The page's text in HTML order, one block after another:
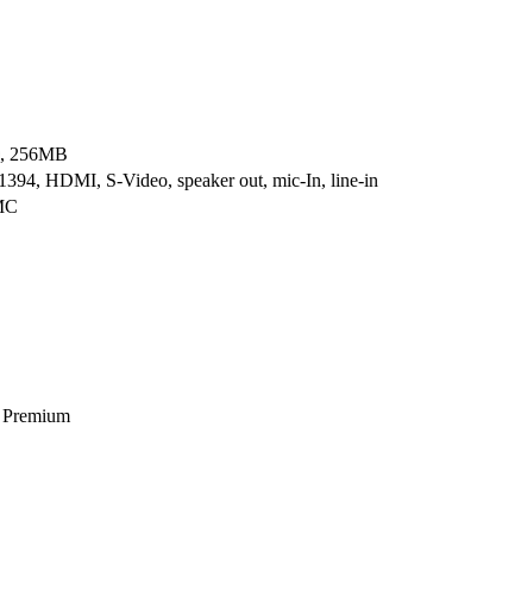
256MB
HDMI, S-Video, speaker out, mic-In, line-in